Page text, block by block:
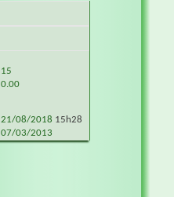
15
0.00
21/08/2018 15h28
07/03/2013